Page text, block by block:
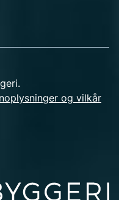
og vilkår